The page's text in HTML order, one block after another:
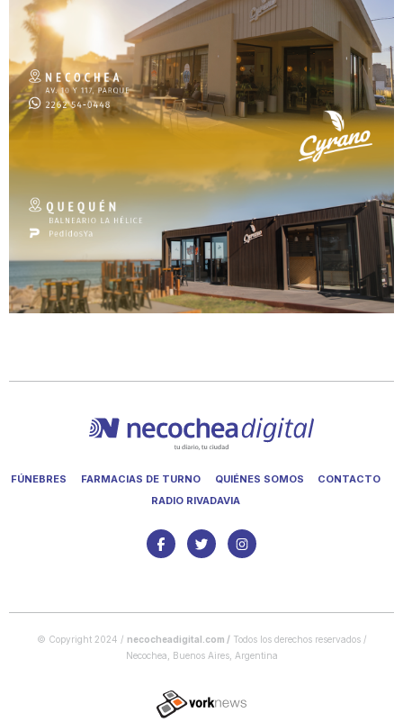
FÚNEBRES FARMACIAS DE TURNO QUIÉNES SOMOS
CONTACTO
RADIO RIVADAVIA
© Copyright 2024 / necocheadigital.com /Todos los derechos reservados /
Necochea, Buenos Aires, Argentina